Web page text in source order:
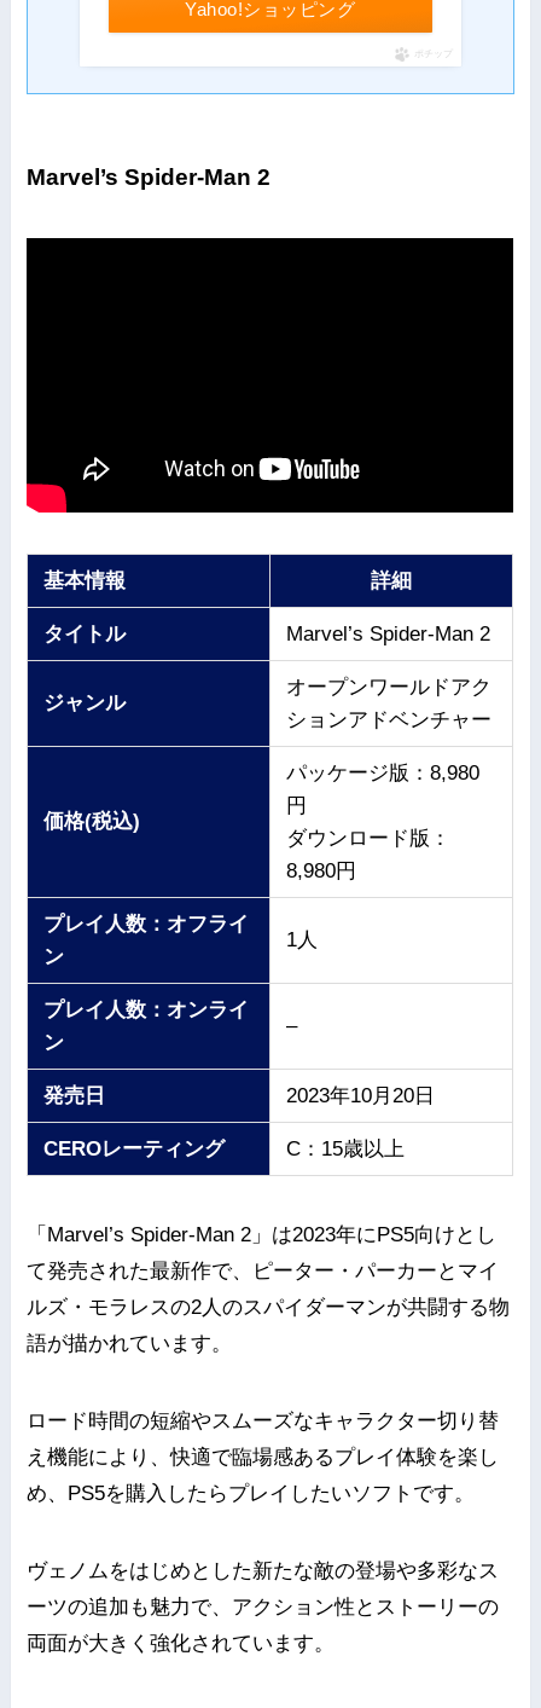
Yahoo!ショッピング
ポチップ
Marvel’s Spider-Man 2
基本情報 詳細
タイトル Marvel’s Spider-Man 2
ジャンル
オープンワールドアク
ションアドベンチャー
価格(税込)
パッケージ版：8,980
円
ダウンロード版：
8,980円
プレイ人数：オフライ
ン
1人
プレイ人数：オンライ
ン
–
発売日 2023年10月20日
CEROレーティング C：15歳以上
「Marvel’s Spider-Man 2」は2023年にPS5向けとし
て発売された最新作で、ピーター・パーカーとマイ
ルズ・モラレスの2人のスパイダーマンが共闘する物
語が描かれています。
ロード時間の短縮やスムーズなキャラクター切り替
え機能により、快適で臨場感あるプレイ体験を楽し
め、PS5を購入したらプレイしたいソフトです。
ヴェノムをはじめとした新たな敵の登場や多彩なス
ーツの追加も魅力で、アクション性とストーリーの
両面が大きく強化されています。